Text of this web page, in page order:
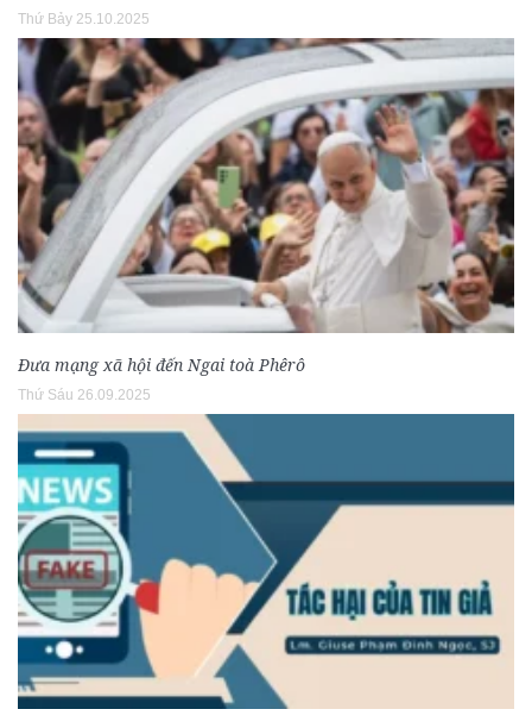
Thứ Bảy 25.10.2025
Đưa mạng xã hội đến Ngai toà Phêrô
Thứ Sáu 26.09.2025